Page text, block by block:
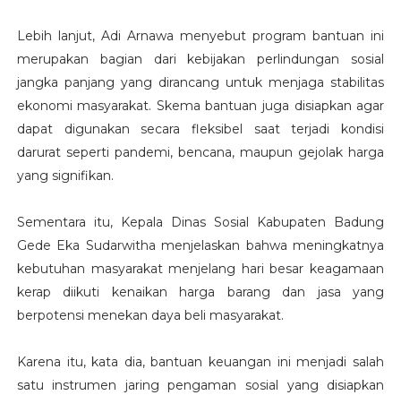
Lebih lanjut, Adi Arnawa menyebut program bantuan ini
merupakan bagian dari kebijakan perlindungan sosial
jangka panjang yang dirancang untuk menjaga stabilitas
ekonomi masyarakat. Skema bantuan juga disiapkan agar
dapat digunakan secara fleksibel saat terjadi kondisi
darurat seperti pandemi, bencana, maupun gejolak harga
yang signifikan.
Sementara itu, Kepala Dinas Sosial Kabupaten Badung
Gede Eka Sudarwitha menjelaskan bahwa meningkatnya
kebutuhan masyarakat menjelang hari besar keagamaan
kerap diikuti kenaikan harga barang dan jasa yang
berpotensi menekan daya beli masyarakat.
Karena itu, kata dia, bantuan keuangan ini menjadi salah
satu instrumen jaring pengaman sosial yang disiapkan